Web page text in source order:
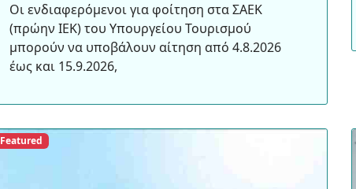
Οι ενδιαφερόμενοι για φοίτηση στα ΣΑΕΚ
(πρώην ΙΕΚ) του Υπουργείου Τουρισμού
μπορούν να υποβάλουν αίτηση από 4.8.2026
έως και 15.9.2026,
Featured